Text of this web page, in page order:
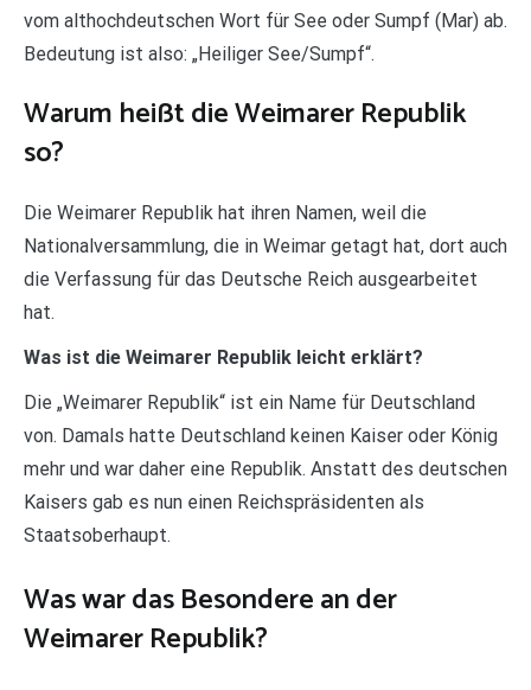
vom althochdeutschen Wort für See oder Sumpf (Mar) ab.
Bedeutung ist also: „Heiliger See/Sumpf“.
Warum heißt die Weimarer Republik
so?
Die Weimarer Republik hat ihren Namen, weil die
Nationalversammlung, die in Weimar getagt hat, dort auch
die Verfassung für das Deutsche Reich ausgearbeitet
hat.
Was ist die Weimarer Republik leicht erklärt?
Die „Weimarer Republik“ ist ein Name für Deutschland
von. Damals hatte Deutschland keinen Kaiser oder König
mehr und war daher eine Republik. Anstatt des deutschen
Kaisers gab es nun einen Reichspräsidenten als
Staatsoberhaupt.
Was war das Besondere an der
Weimarer Republik?